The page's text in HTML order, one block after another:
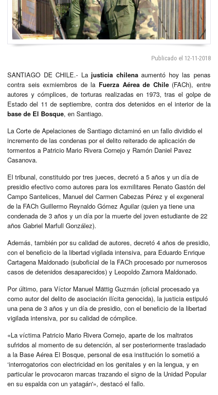
Publicado el 12-11-2018
SANTIAGO DE CHILE.- La justicia chilenaaumentó hoy las penas
contra seis exmiembros de la Fuerza Aérea de Chile(FACh), entre
autores y cómplices, de torturas realizadas en 1973, tras el golpe de
Estado del 11 de septiembre, contra dos detenidos en el interior de la
base de El Bosque, en Santiago.
La Corte de Apelaciones de Santiago dictaminó en un fallo dividido el
incremento de las condenas por el delito reiterado de aplicación de
tormentos a Patricio Mario Rivera Cornejo y Ramón Daniel Pavez
Casanova.
El tribunal, constituido por tres jueces, decretó a 5 años y un día de
presidio efectivo como autores para los exmilitares Renato Gastón del
Campo Santelices, Manuel del Carmen Cabezas Pérez y el exgeneral
de la FACh Guillermo Reynaldo Gómez Aguilar (quien ya tiene una
condenada de 3 años y un día por la muerte del joven estudiante de 22
años Gabriel Marfull González).
Además, también por su calidad de autores, decretó 4 años de presidio,
con el beneficio de la libertad vigilada intensiva, para Eduardo Enrique
Cartagena Maldonado (suboficial de la FACh procesado por numerosos
casos de detenidos desaparecidos) y Leopoldo Zamora Maldonado.
Por último, para Víctor Manuel Mättig Guzmán (oficial procesado ya
como autor del delito de asociación ilícita genocida), la justicia estipuló
una pena de 3 años y un día de presidio, con el beneficio de la libertad
vigilada intensiva, por su calidad de cómplice.
«La víctima Patricio Mario Rivera Cornejo, aparte de los maltratos
sufridos al momento de su detención, al ser posteriormente trasladado
a la Base Aérea El Bosque, personal de esa institución lo sometió a
‘interrogatorios con electricidad en los genitales y en la lengua, y en
particular le provocaron marcas trazando el signo de la Unidad Popular
en su espalda con un yatagán'», destacó el fallo.